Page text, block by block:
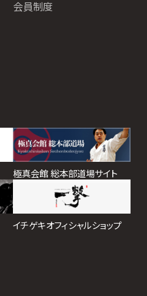
会員制度
極真会館 総本部道場サイト
イチゲキオフィシャルショップ